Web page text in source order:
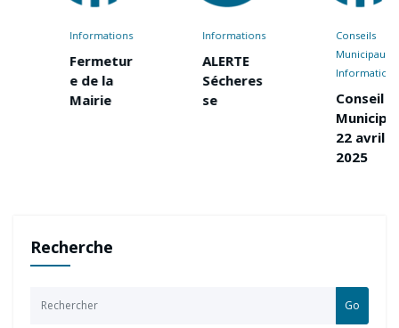
Informations
Fermetur
e de la
Mairie
Informations
ALERTE
Sécheres
Conseils
Municipaux
Informations
Conseil
Municipal
22 avril
2025
Recherche
Go